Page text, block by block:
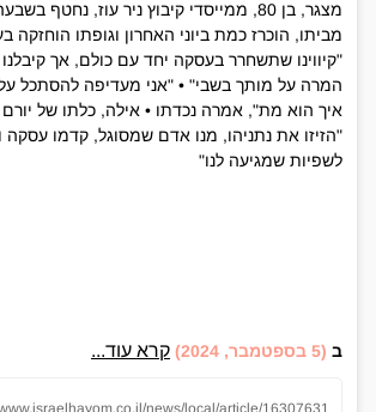
מצגר, בן 80, ממייסדי קיבוץ ניר עוז, נחטף
מביתו, הוכרז כמת ביוני האחרון וגופתו הוחזקה
"קיווינו שתשחרר בעסקה יחד עם כולם, אך
המרה על מותך בשבי" • "אני מעדיפה להסתכל
איך הוא מת", אמרה נכדתו • אילה, כלתו של
"הזיזו את נתניהו, מנו אדם שמסוגל, קדמו עסקה
לשפיות שמגיעה לנו"
ב (5 בספטמבר, 2024) קרא עוד...
news/local/article/16307631